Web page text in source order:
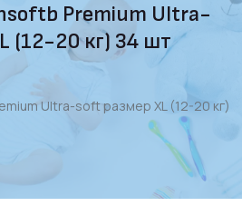
Premium Ultra-
(12-20 кг) 34 шт
Ultra-soft размер XL (12-20 кг)